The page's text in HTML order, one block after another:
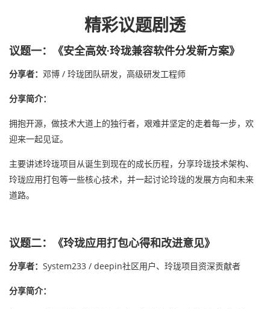
精彩议题剧透
议题一：《安全高效·玲珑兼容软件分发新方案》
分享者： 邓博 / 玲珑团队研发，高级研发工程师
分享简介：
拥抱开源，做技术大道上的独行者，艰难并坚定的走着每一步，欢
迎来一起见证。
主要讲述玲珑项目从诞生到现在的成长历程，分享玲珑技术架构、
玲珑应用打包等一些核心技术，并一起讨论玲珑的发展方向和未来
道路。
议题二：《玲珑应用打包心得和改进意见》
分享者： System233 / deepin社区用户、玲珑项目资深贡献者
分享简介：